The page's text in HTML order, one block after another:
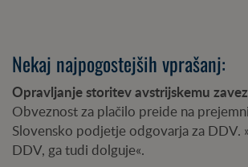
Nekaj najpogostejših vprašanj:
Opravljanje storitev avstrijskemu
Obveznost za plačilo preide na
Slovensko podjetje odgovarja za DDV.
DDV, ga tudi dolguje«.